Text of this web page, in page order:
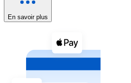
Voir toutes
Coupons crypto
Achetez des
Acheter avec espèces
En savoir plus